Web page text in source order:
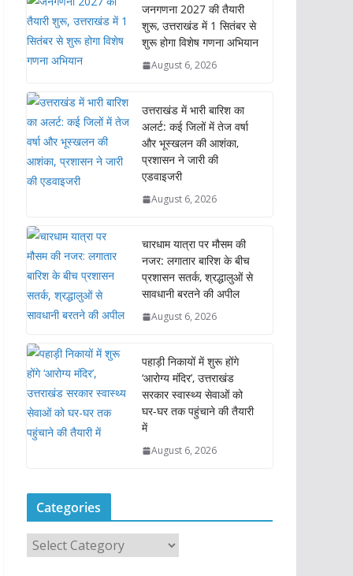
जनगणना 2027 की तैयारी
शुरू, उत्तराखंड में 1 सितंबर से
शुरू होगा विशेष गणना अभियान
August 6, 2026
उत्तराखंड में भारी बारिश का
अलर्ट: कई जिलों में तेज वर्षा
और भूस्खलन की आशंका,
प्रशासन ने जारी की
एडवाइजरी
August 6, 2026
चारधाम यात्रा पर मौसम की
नजर: लगातार बारिश के बीच
प्रशासन सतर्क, श्रद्धालुओं से
सावधानी बरतने की अपील
August 6, 2026
पहाड़ी निकायों में शुरू होंगे
‘आरोग्य मंदिर’, उत्तराखंड
सरकार स्वास्थ्य सेवाओं को
घर-घर तक पहुंचाने की तैयारी
में
August 6, 2026
Categories
a